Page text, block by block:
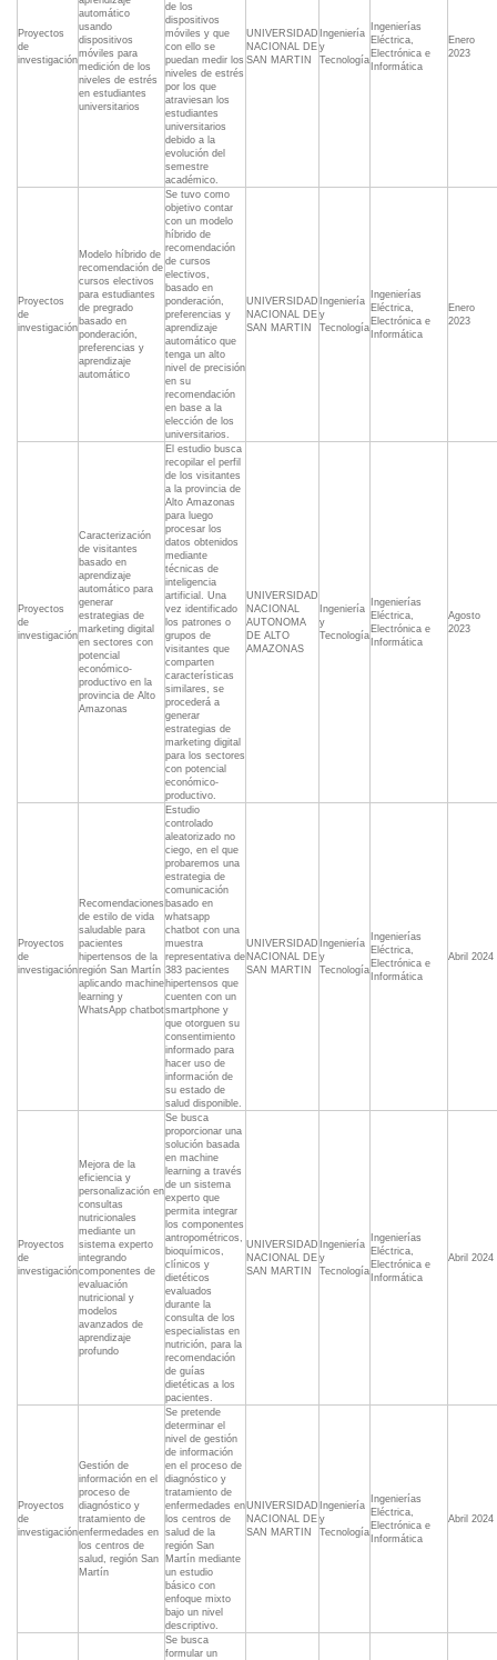
Proyectos
de
investigación
automático
usando
dispositivos
móviles para
medición de los
niveles de estrés
en estudiantes
universitarios
de los
dispositivos
móviles y que
con ello se
puedan medir los
niveles de estrés
por los que
atraviesan los
estudiantes
universitarios
debido a la
evolución del
semestre
académico.
UNIVERSIDAD
NACIONAL DE
SAN MARTIN
Ingeniería
y
Tecnología
Ingenierías
Eléctrica,
Electrónica e
Informática
Enero
2023
Proyectos
de
investigación
Modelo híbrido de
recomendación de
cursos electivos
para estudiantes
de pregrado
basado en
ponderación,
preferencias y
aprendizaje
automático
Se tuvo como
objetivo contar
con un modelo
híbrido de
recomendación
de cursos
electivos,
basado en
ponderación,
preferencias y
aprendizaje
automático que
tenga un alto
nivel de precisión
en su
recomendación
en base a la
elección de los
universitarios.
UNIVERSIDAD
NACIONAL DE
SAN MARTIN
Ingeniería
y
Tecnología
Ingenierías
Eléctrica,
Electrónica e
Informática
Enero
2023
Proyectos
de
investigación
Caracterización
de visitantes
basado en
aprendizaje
automático para
generar
estrategias de
marketing digital
en sectores con
potencial
económico-
productivo en la
provincia de Alto
Amazonas
El estudio busca
recopilar el perfil
de los visitantes
a la provincia de
Alto Amazonas
para luego
procesar los
datos obtenidos
mediante
técnicas de
inteligencia
artificial. Una
vez identificado
los patrones o
grupos de
visitantes que
comparten
características
similares, se
procederá a
generar
estrategias de
marketing digital
para los sectores
con potencial
económico-
productivo.
UNIVERSIDAD
NACIONAL
AUTONOMA
DE ALTO
AMAZONAS
Ingeniería
y
Tecnología
Ingenierías
Eléctrica,
Electrónica e
Informática
Agosto
2023
Proyectos
de
investigación
Recomendaciones
de estilo de vida
saludable para
pacientes
hipertensos de la
región San Martín
aplicando machine
learning y
WhatsApp chatbot
Estudio
controlado
aleatorizado no
ciego, en el que
probaremos una
estrategia de
comunicación
basado en
whatsapp
chatbot con una
muestra
representativa de
383 pacientes
hipertensos que
cuenten con un
smartphone y
que otorguen su
consentimiento
informado para
hacer uso de
información de
su estado de
salud disponible.
UNIVERSIDAD
NACIONAL DE
SAN MARTIN
Ingeniería
y
Tecnología
Ingenierías
Eléctrica,
Electrónica e
Informática
Abril 2024
Proyectos
de
investigación
Mejora de la
eficiencia y
personalización en
consultas
nutricionales
mediante un
sistema experto
integrando
componentes de
evaluación
nutricional y
modelos
avanzados de
aprendizaje
profundo
Se busca
proporcionar una
solución basada
en machine
learning a través
de un sistema
experto que
permita integrar
los componentes
antropométricos,
bioquímicos,
clínicos y
dietéticos
evaluados
durante la
consulta de los
especialistas en
nutrición, para la
recomendación
de guías
dietéticas a los
pacientes.
UNIVERSIDAD
NACIONAL DE
SAN MARTIN
Ingeniería
y
Tecnología
Ingenierías
Eléctrica,
Electrónica e
Informática
Abril 2024
Proyectos
de
investigación
Gestión de
información en el
proceso de
diagnóstico y
tratamiento de
enfermedades en
los centros de
salud, región San
Martín
Se pretende
determinar el
nivel de gestión
de información
en el proceso de
diagnóstico y
tratamiento de
enfermedades en
los centros de
salud de la
región San
Martín mediante
un estudio
básico con
enfoque mixto
bajo un nivel
descriptivo.
UNIVERSIDAD
NACIONAL DE
SAN MARTIN
Ingeniería
y
Tecnología
Ingenierías
Eléctrica,
Electrónica e
Informática
Abril 2024
Se busca
formular un